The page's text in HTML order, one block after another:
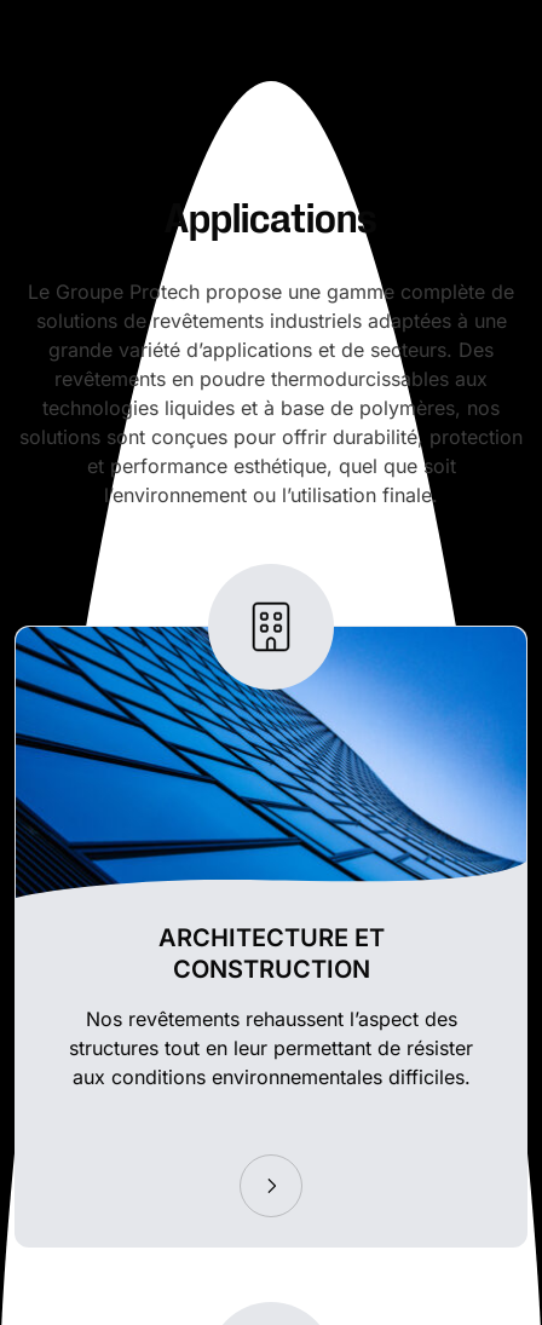
Applications
Le Groupe Protech propose une gamme complète de
solutions de revêtements industriels adaptées à une
grande variété d’applications et de secteurs. Des
revêtements en poudre thermodurcissables aux
technologies liquides et à base de polymères, nos
solutions sont conçues pour offrir durabilité, protection
et performance esthétique, quel que soit
l’environnement ou l’utilisation finale.
ARCHITECTURE ET
CONSTRUCTION
Nos revêtements rehaussent l’aspect des
structures tout en leur permettant de résister
aux conditions environnementales difficiles.